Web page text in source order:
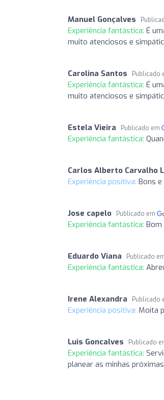
Manuel Gonçalves
Experiência fantástica: É
muito atenciosos e
Carolina Santos Publicado
Experiência fantástica: É
muito atenciosos e
Estela Vieira Publicado em
Experiência fantástica:
Carlos Alberto Carvalho
Experiência positiva: Bons e
Jose capelo Publicado em
Experiência fantástica: Bom
Eduardo Viana Publicado
Experiência fantástica:
Irene Alexandra Publicado
Experiência positiva: Moita
Luis Goncalves Publicado
Experiência fantástica:
planear as minhas